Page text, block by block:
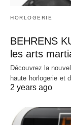
HORLOGERIE
BEHRENS
les arts
Découvrez la
haute horlogerie et
2 years ago